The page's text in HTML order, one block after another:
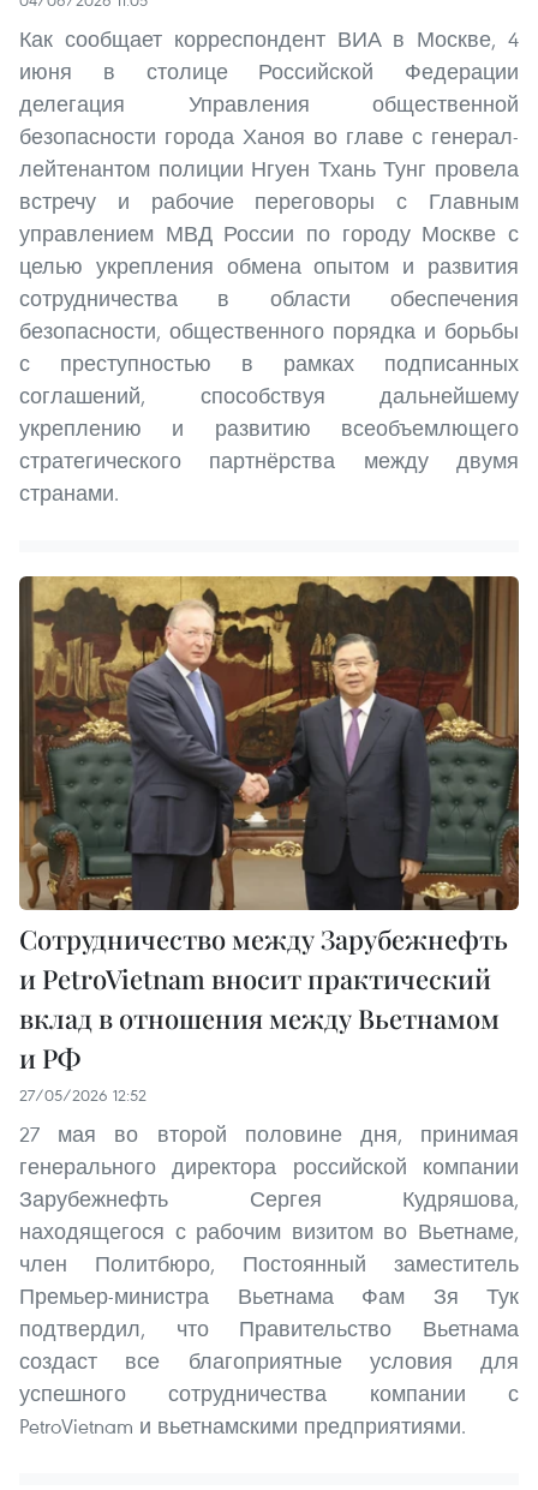
Как сообщает корреспондент ВИА в Москве, 4
июня в столице Российской Федерации
делегация Управления общественной
безопасности города Ханоя во главе с генерал-
лейтенантом полиции Нгуен Тхань Тунг провела
встречу и рабочие переговоры с Главным
управлением МВД России по городу Москве с
целью укрепления обмена опытом и развития
сотрудничества в области обеспечения
безопасности, общественного порядка и борьбы
с преступностью в рамках подписанных
соглашений, способствуя дальнейшему
укреплению и развитию всеобъемлющего
стратегического партнёрства между двумя
странами.
Сотрудничество между Зарубежнефть
и PetroVietnam вносит практический
вклад в отношения между Вьетнамом
и РФ
27/05/2026 12:52
27 мая во второй половине дня, принимая
генерального директора российской компании
Зарубежнефть Сергея Кудряшова,
находящегося с рабочим визитом во Вьетнаме,
член Политбюро, Постоянный заместитель
Премьер-министра Вьетнама Фам Зя Тук
подтвердил, что Правительство Вьетнама
создаст все благоприятные условия для
успешного сотрудничества компании с
PetroVietnam и вьетнамскими предприятиями.